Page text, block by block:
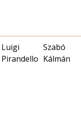
Luigi
Pirandello
Szabó
Kálmán